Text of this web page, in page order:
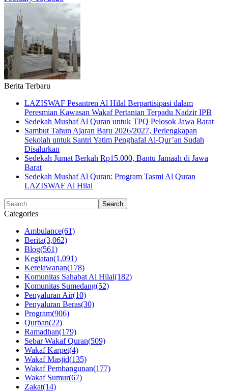
Berita Terbaru
LAZISWAF Pesantren Al Hilal Berpartisipasi dalam
Peresmian Kawasan Wakaf Pertanian Terpadu Nadzir IPB
Sedekah Mushaf Al Quran untuk TPQ Pelosok Jawa Barat
Sambut Tahun Ajaran Baru 2026/2027, Perlengkapan
Sekolah untuk Santri Yatim Penghafal Al-Qur’an Sudah
Disalurkan
Sedekah Jumat Berkah Rp15.000, Bantu Jamaah di Jawa
Barat
Sedekah Mushaf Al Quran: Program Tasmi Al Quran
LAZISWAF Al Hilal
Categories
Ambulance(61)
Berita(3,062)
Blog(561)
Kegiatan(1,091)
Kerelawanan(178)
Komunitas Sahabat Al Hilal(182)
Komunitas Sumedang(52)
Penyaluran Air(10)
Penyaluran Beras(30)
Program(906)
Qurban(22)
Ramadhan(179)
Sebar Wakaf Quran(509)
Wakaf Karpet(4)
Wakaf Masjid(135)
Wakaf Pembangunan(177)
Wakaf Sumur(67)
Zakat(14)